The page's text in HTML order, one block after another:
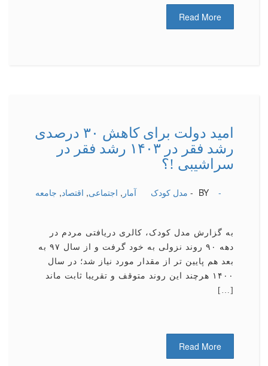
Read More
امید دولت برای كاهش ۳۰ درصدی
رشد فقر در ۱۴۰۳ رشد فقر در
سراشیبی !؟
BY - مدل کودک آمار , اجتماعی, اقتصاد, جامعه -
به گزارش مدل کودک، کالری دریافتی مردم در
دهه ۹۰ روند نزولی به خود گرفت و از سال ۹۷ به
بعد هم پایین تر از مقدار مورد نیاز شد؛ در سال
۱۴۰۰ هرچند این روند متوقف و تقریبا ثابت ماند
[…]
Read More